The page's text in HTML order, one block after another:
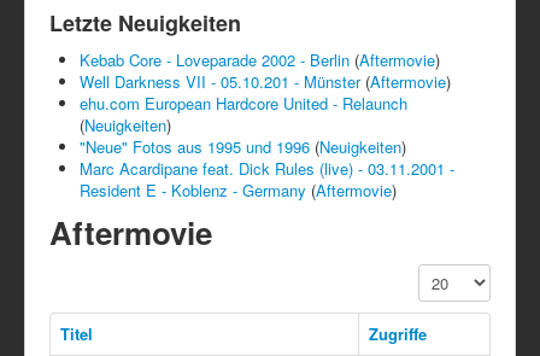
Letzte Neuigkeiten
Kebab Core - Loveparade 2002 - Berlin (Aftermovie)
Well Darkness VII - 05.10.201 - Münster (Aftermovie)
ehu.com European Hardcore United - Relaunch
(Neuigkeiten)
"Neue" Fotos aus 1995 und 1996 (Neuigkeiten)
Marc Acardipane feat. Dick Rules (live) - 03.11.2001 -
Resident E - Koblenz - Germany (Aftermovie)
Aftermovie
Anzeige #
Titel
Zugriffe